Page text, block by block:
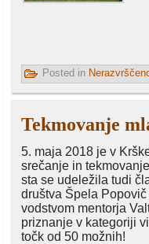
Posted in
Tekmovanje
5. maja 2018 je v
srečanje in
sta se udeležila tudi
društva Špela
vodstvom mentorja
priznanje v kategoriji
točk od 50 možnih!